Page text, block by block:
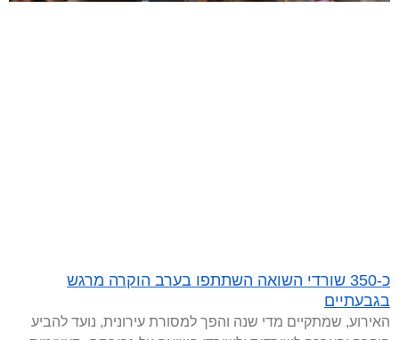
כ-350 שורדי השואה השתתפו בערב הוקרה מרגש
בגבעתיים
האירוע, שמתקיים מדי שנה והפך למסורת עירונית, נועד להביע